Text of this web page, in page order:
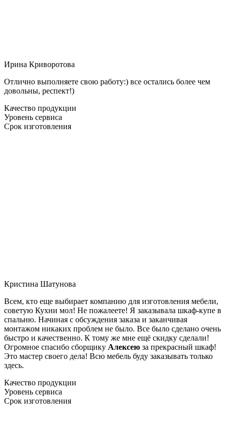
Ирина Криворотова
Отлично выполняете свою работу:) все остались более чем
довольны, респект!)
Качество продукции
Уровень сервиса
Срок изготовления
Кристина Шатунова
Всем, кто еще выбирает компанию для изготовления мебели,
советую Кухни мол! Не пожалеете! Я заказывала шкаф-купе в
спальню. Начиная с обсуждения заказа и заканчивая
монтажом никаких проблем не было. Все было сделано очень
быстро и качественно. К тому же мне ещё скидку сделали!
Огромное спасибо сборщику Алексею за прекрасный шкаф!
Это мастер своего дела! Всю мебель буду заказывать только
здесь.
Качество продукции
Уровень сервиса
Срок изготовления